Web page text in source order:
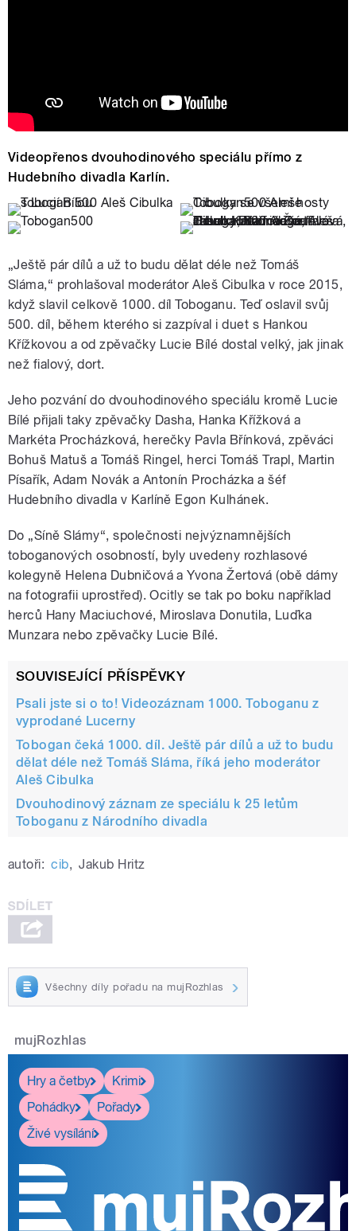
Videopřenos dvouhodinového speciálu přímo z
Hudebního divadla Karlín.
„Ještě pár dílů a už to budu dělat déle než Tomáš
Sláma,“ prohlašoval moderátor Aleš Cibulka v roce 2015,
když slavil celkově 1000. díl Toboganu. Teď oslavil svůj
500. díl, během kterého si zazpíval i duet s Hankou
Křížkovou a od zpěvačky Lucie Bílé dostal velký, jak jinak
než fialový, dort.
Jeho pozvání do dvouhodinového speciálu kromě Lucie
Bílé přijali taky zpěvačky Dasha, Hanka Křížková a
Markéta Procházková, herečky Pavla Břínková, zpěváci
Bohuš Matuš a Tomáš Ringel, herci Tomáš Trapl, Martin
Písařík, Adam Novák a Antonín Procházka a šéf
Hudebního divadla v Karlíně Egon Kulhánek.
Do „Síně Slámy“, společnosti nejvýznamnějších
toboganových osobností, byly uvedeny rozhlasové
kolegyně Helena Dubničová a Yvona Žertová (obě dámy
na fotografii uprostřed). Ocitly se tak po boku například
herců Hany Maciuchové, Miroslava Donutila, Luďka
Munzara nebo zpěvačky Lucie Bílé.
SOUVISEJÍCÍ PŘÍSPĚVKY
Psali jste si o to! Videozáznam 1000. Toboganu z
vyprodané Lucerny
Tobogan čeká 1000. díl. Ještě pár dílů a už to budu
dělat déle než Tomáš Sláma, říká jeho moderátor
Aleš Cibulka
Dvouhodinový záznam ze speciálu k 25 letům
Toboganu z Národního divadla
autoři: cib, Jakub Hritz
Všechny díly pořadu na mujRozhlas
mujRozhlas
Hry a četby
Krimi
Pohádky
Pořady
Živé vysílání